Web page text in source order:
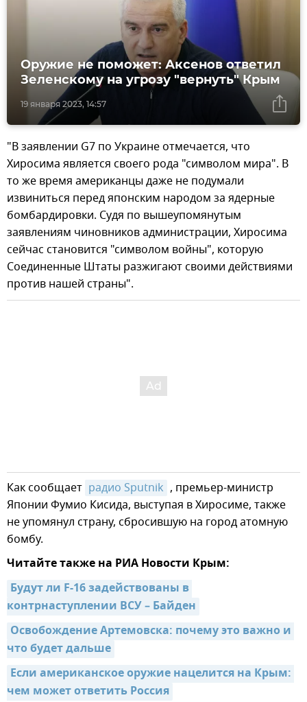
19 января 2023, 14:57
Оружие не поможет: Аксенов ответил
Зеленскому на угрозу "вернуть" Крым
"В заявлении G7 по Украине отмечается, что
Хиросима является своего рода "символом мира". В
то же время американцы даже не подумали
извиниться перед японским народом за ядерные
бомбардировки. Судя по вышеупомянутым
заявлениям чиновников администрации, Хиросима
сейчас становится "символом войны", которую
Соединенные Штаты разжигают своими действиями
против нашей страны".
Как сообщает радио Sputnik , премьер-министр
Японии Фумио Кисида, выступая в Хиросиме, также
не упомянул страну, сбросившую на город атомную
бомбу.
Читайте также на РИА Новости Крым:
Будут ли F-16 задействованы в
контрнаступлении ВСУ – Байден
Освобождение Артемовска: почему это важно и
что будет дальше
Если американское оружие нацелится на Крым:
чем может ответить Россия